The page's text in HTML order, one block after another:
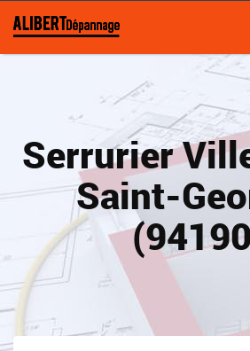
Serrurier
Saint-